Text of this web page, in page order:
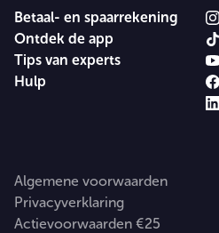
Betaal- en spaarrekening
Ontdek de app
Tips van experts
Hulp
Algemene voorwaarden
Privacyverklaring
Actievoorwaarden €25